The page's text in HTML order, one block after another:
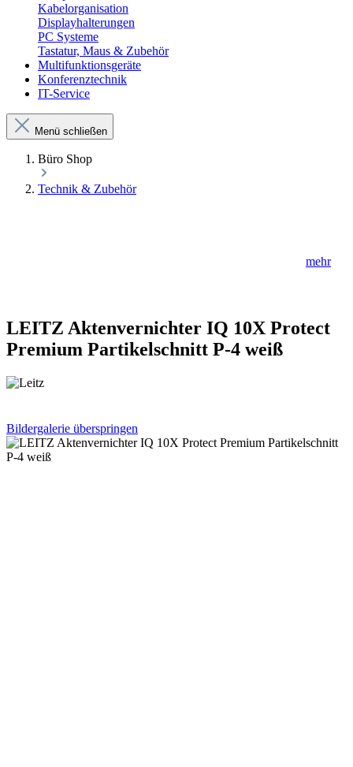
Kabelorganisation
Displayhalterungen
PC Systeme
Tastatur, Maus & Zubehör
Multifunktionsgeräte
Konferenztechnik
IT-Service
Menü schließen
Büro Shop
Technik & Zubehör
mehr
LEITZ Aktenvernichter IQ 10X Protect
Premium Partikelschnitt P-4 weiß
Bildergalerie überspringen